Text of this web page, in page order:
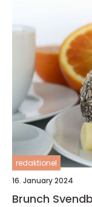
redaktionel
16. January 2024
Brunch